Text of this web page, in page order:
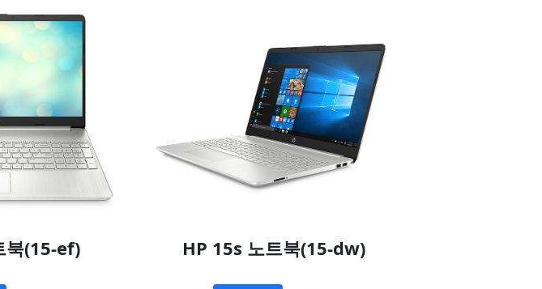
북(15-ef) HP 15s 노트북(15-dw)